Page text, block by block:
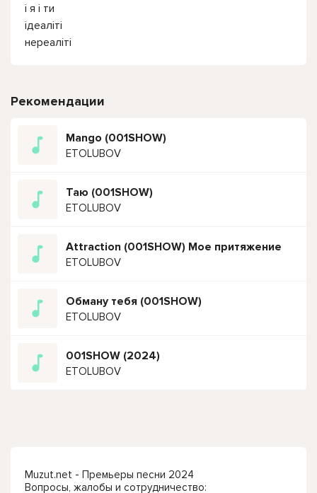
і я і ти
ідеаліті
нереаліті
Рекомендации
Mango (001SHOW)
ETOLUBOV
Таю (001SHOW)
ETOLUBOV
Attraction (001SHOW) Мое притяжение
ETOLUBOV
Обману тебя (001SHOW)
ETOLUBOV
001SHOW (2024)
ETOLUBOV
Muzut.net - Премьеры песни 2024
Вопросы, жалобы и сотрудничество: